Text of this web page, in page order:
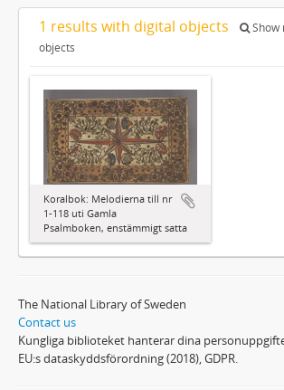
1 results with digital objects
Show
objects
Koralbok: Melodierna till nr
1-118 uti Gamla
Psalmboken, enstämmigt satta
The National Library of Sweden
Contact us
Kungliga biblioteket hanterar dina
EU:s dataskyddsförordning (2018), GDPR.